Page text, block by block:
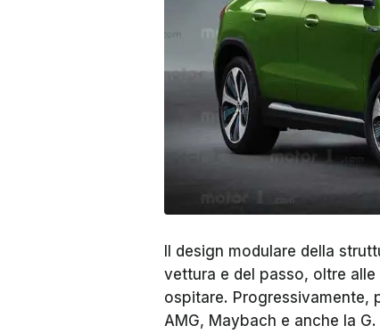
Il design modulare della
vettura e del passo, oltre
ospitare. Progressivamente,
AMG, Maybach e anche la